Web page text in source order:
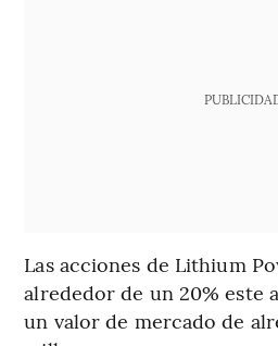
Las acciones de Lithium
alrededor de un 20% este
un valor de mercado de